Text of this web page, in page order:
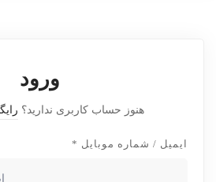
ورود
هنوز حساب کاربری ندارید؟
ایمیل / شماره موبایل *